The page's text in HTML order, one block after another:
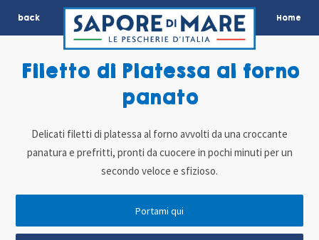
back Home
Filetto di Platessa al forno
panato
Delicati filetti di platessa al forno avvolti da una croccante
panatura e prefritti, pronti da cuocere in pochi minuti per un
secondo veloce e sfizioso.
Portami qui